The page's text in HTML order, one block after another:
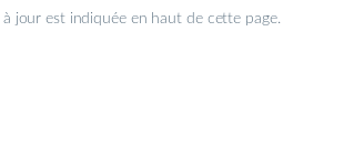
jour est indiquée en haut de cette page.